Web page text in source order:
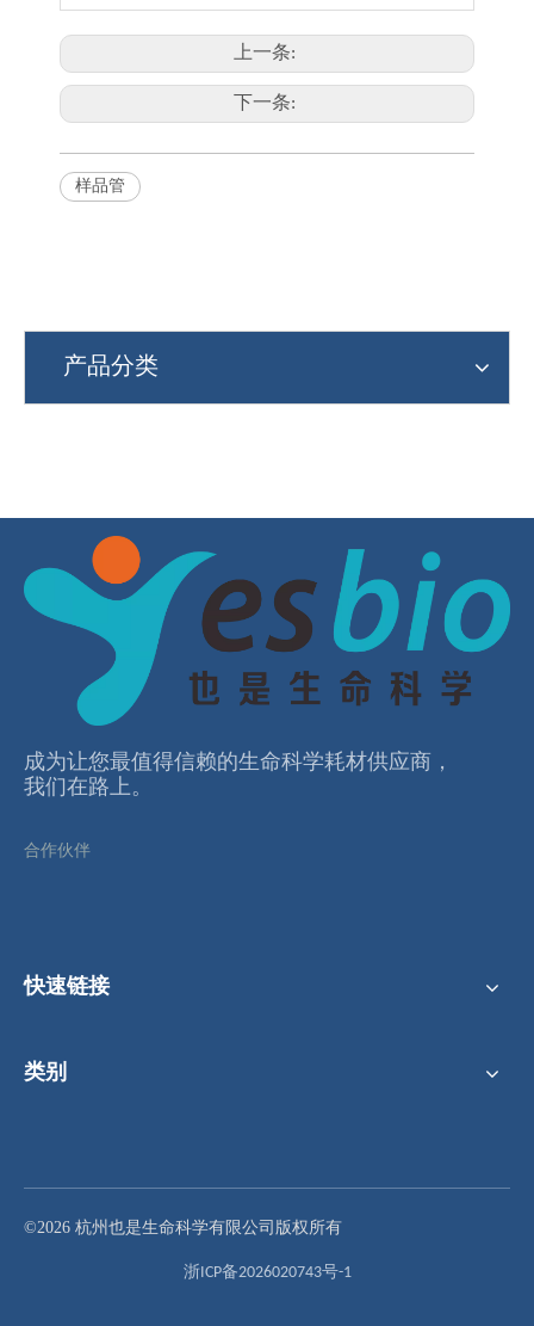
上一条:
下一条:
样品管
产品分类
成为让您最值得信赖的⽣命科学耗材供应商，
我们在路上。
合作伙伴
快速链接
类别
©2026 杭州也是生命科学有限公司版权所有
浙ICP备2026020743号-1